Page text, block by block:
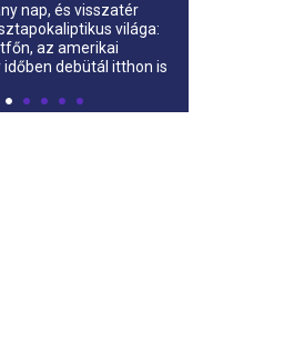
nap, és visszatér
világa:
az amerikai
debütál itthon is